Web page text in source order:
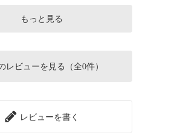
もっと見る
レビューを見る（全0件）
レビューを書く